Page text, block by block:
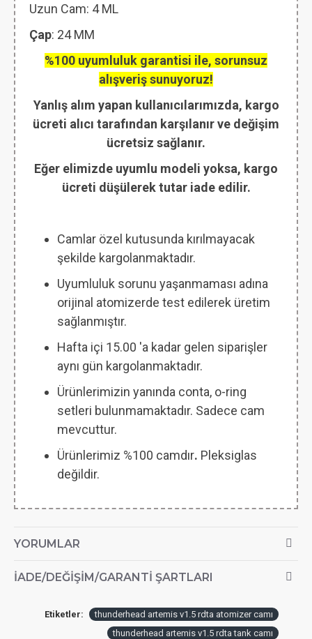
Uzun Cam: 4 ML
Çap: 24 MM
%100 uyumluluk garantisi ile, sorunsuz
alışveriş sunuyoruz!
Yanlış alım yapan kullanıcılarımızda, kargo
ücreti alıcı tarafından karşılanır ve değişim
ücretsiz sağlanır.
Eğer elimizde uyumlu modeli yoksa, kargo
ücreti düşülerek tutar iade edilir.
Camlar özel kutusunda kırılmayacak
şekilde kargolanmaktadır.
Uyumluluk sorunu yaşanmaması adına
orijinal atomizerde test edilerek üretim
sağlanmıştır.
Hafta içi 15.00 'a kadar gelen siparişler
aynı gün kargolanmaktadır.
Ürünlerimizin yanında conta, o-ring
setleri bulunmamaktadır. Sadece cam
mevcuttur.
Ürünlerimiz %100 camdır. Pleksiglas
değildir.
YORUMLAR
İADE/DEĞIŞIM/GARANTI ŞARTLARI
Etiketler:
thunderhead artemis v1.5 rdta atomizer camı
thunderhead artemis v1.5 rdta tank camı